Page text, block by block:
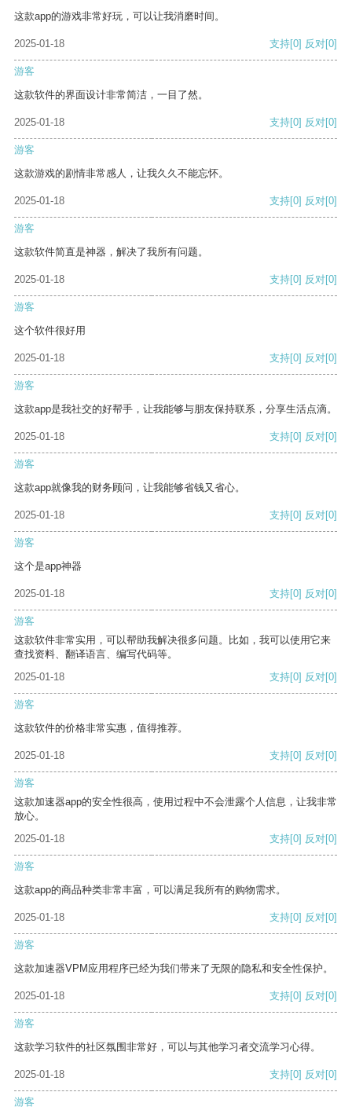
这款app的游戏非常好玩，可以让我消磨时间。
2025-01-18 支持[0] 反对[0]
游客
这款软件的界面设计非常简洁，一目了然。
2025-01-18 支持[0] 反对[0]
游客
这款游戏的剧情非常感人，让我久久不能忘怀。
2025-01-18 支持[0] 反对[0]
游客
这款软件简直是神器，解决了我所有问题。
2025-01-18 支持[0] 反对[0]
游客
这个软件很好用
2025-01-18 支持[0] 反对[0]
游客
这款app是我社交的好帮手，让我能够与朋友保持联系，分享生活点滴。
2025-01-18 支持[0] 反对[0]
游客
这款app就像我的财务顾问，让我能够省钱又省心。
2025-01-18 支持[0] 反对[0]
游客
这个是app神器
2025-01-18 支持[0] 反对[0]
游客
这款软件非常实用，可以帮助我解决很多问题。比如，我可以使用它来
查找资料、翻译语言、编写代码等。
2025-01-18
支持[0] 反对[0]
游客
这款软件的价格非常实惠，值得推荐。
2025-01-18 支持[0] 反对[0]
游客
这款加速器app的安全性很高，使用过程中不会泄露个人信息，让我非常
放心。
2025-01-18
支持[0] 反对[0]
游客
这款app的商品种类非常丰富，可以满足我所有的购物需求。
2025-01-18 支持[0] 反对[0]
游客
这款加速器VPM应用程序已经为我们带来了无限的隐私和安全性保护。
2025-01-18 支持[0] 反对[0]
游客
这款学习软件的社区氛围非常好，可以与其他学习者交流学习心得。
2025-01-18 支持[0] 反对[0]
游客